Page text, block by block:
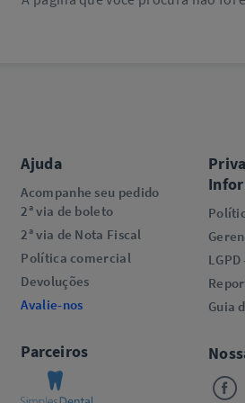
Ajuda
Acompanhe seu pedido
2ª via de boleto
2ª via de Nota Fiscal
Política comercial
Devoluções
Avalie-nos
Parceiros
Guia